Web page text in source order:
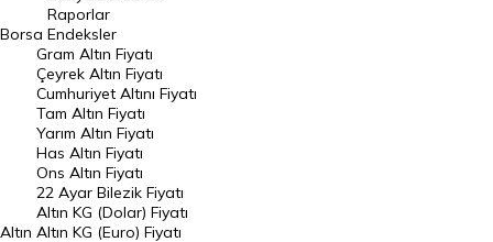
Dünya Borsaları
Raporlar
Endeksler
DÖVİZ
Döviz Kuru
Dolar Kuru
Borsa
Raporlar
Endeksler
Altın
Gram Altın Fiyatı
Çeyrek Altın Fiyatı
Cumhuriyet Altını Fiyatı
Tam Altın Fiyatı
Yarım Altın Fiyatı
Has Altın Fiyatı
Ons Altın Fiyatı
22 Ayar Bilezik Fiyatı
Altın KG (Dolar) Fiyatı
Altın KG (Euro) Fiyatı